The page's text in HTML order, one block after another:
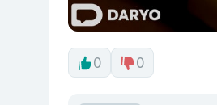
0 0